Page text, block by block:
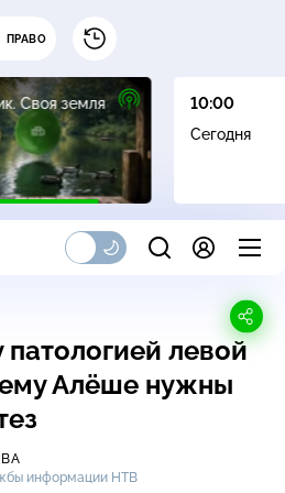
ПРАВО
Своя земля
16+
10:00
Сегодня
левой
Алёше нужны
информации НТВ